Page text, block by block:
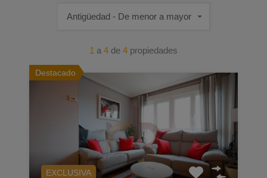
1 a 4 de 4 propiedades
Antigüedad - De menor a mayor
Destacado
EXCLUSIVA